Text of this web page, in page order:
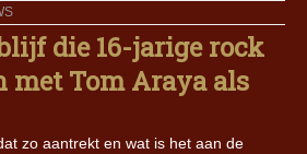
die 16-jarige rock
met Tom Araya als
zo aantrekt en wat is het aan de